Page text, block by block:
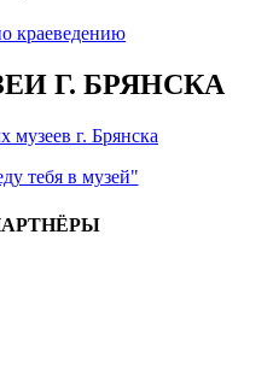
краеведению
Г. БРЯНСКА
г. Брянска
тебя в музей"